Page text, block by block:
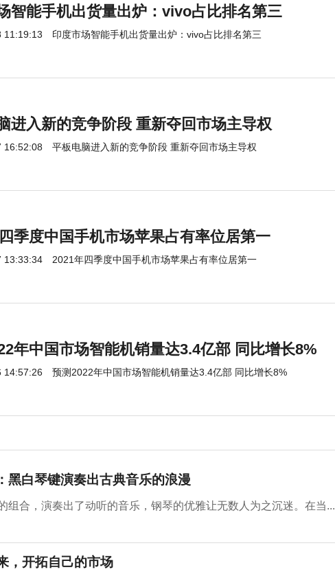
智能手机出货量出炉：vivo占比排名第三
11:19:13 印度市场智能手机出货量出炉：vivo占比排名第三
进入新的竞争阶段 重新夺回市场主导权
16:52:08 平板电脑进入新的竞争阶段 重新夺回市场主导权
季度中国手机市场苹果占有率位居第一
13:33:34 2021年四季度中国手机市场苹果占有率位居第一
年中国市场智能机销量达3.4亿部 同比增长8%
14:57:26 预测2022年中国市场智能机销量达3.4亿部 同比增长8%
黑白琴键演奏出古典音乐的浪漫
组合，演奏出了动听的音乐，钢琴的优雅让无数人为之沉迷。在当...
，开拓自己的市场